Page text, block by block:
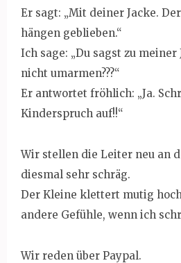
Er sagt: „Mit deiner Jacke.
hängen geblieben.“
Ich sage: „Du sagst zu
nicht umarmen???“
Er antwortet fröhlich: „Ja.
Kinderspruch auf!!“
Wir stellen die Leiter neu an
diesmal sehr schräg.
Der Kleine klettert mutig
andere Gefühle, wenn ich
Wir reden über Paypal.